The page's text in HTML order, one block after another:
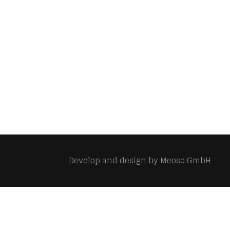
Develop and design byMeoso GmbH